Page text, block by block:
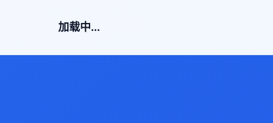
加载中...